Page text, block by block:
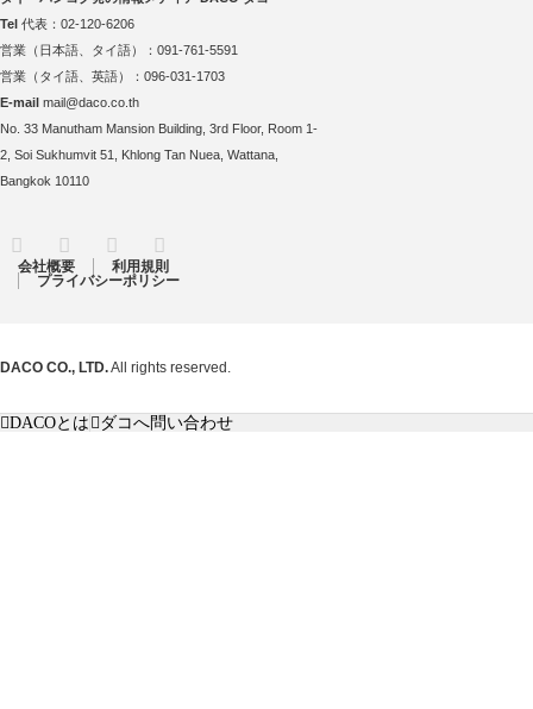
Tel 代表：02-120-6206
営業（日本語、タイ語）：091-761-5591
営業（タイ語、英語）：096-031-1703
E-mail mail@daco.co.th
No. 33 Manutham Mansion Building, 3rd Floor, Room 1-
2, Soi Sukhumvit 51, Khlong Tan Nuea, Wattana,
Bangkok 10110
Twitter FacebookInstagram
会社概要
利用規則
プライバシーポリシー
DACO CO., LTD.All rights reserved.
DACOとは ダコへ問い合わせ